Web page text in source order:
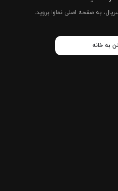
به صفحه اصلی نماوا بروید.
به خانه